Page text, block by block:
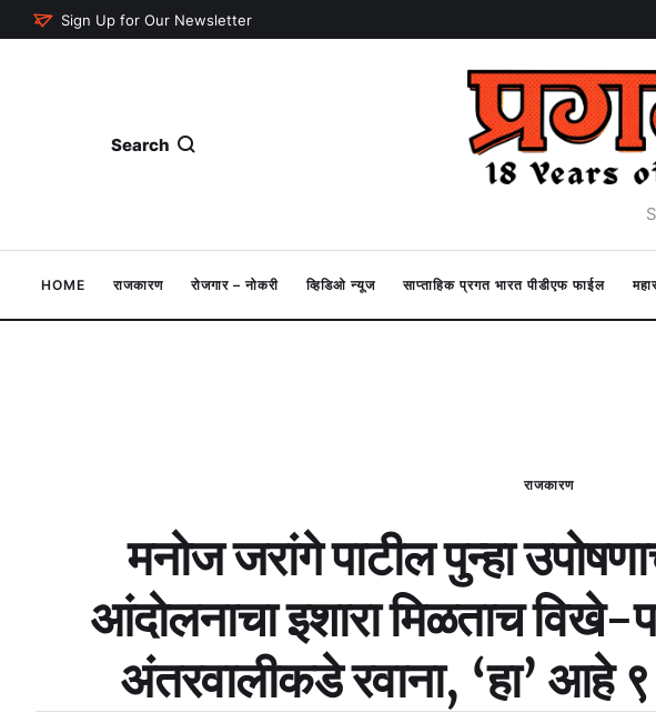
Sign Up for Our Newsletter
Search
HOME राजकारण रोजगार – नोकरी व्हिडिओ न्यूज साप्ताहिक प्रगत भारत पीडीएफ फाईल
राजकारण
मनोज जरांगे पाटील पुन्हा
आंदोलनाचा इशारा मिळताच विखे-
अंतरवालीकडे रवाना, ‘हा’ आहे